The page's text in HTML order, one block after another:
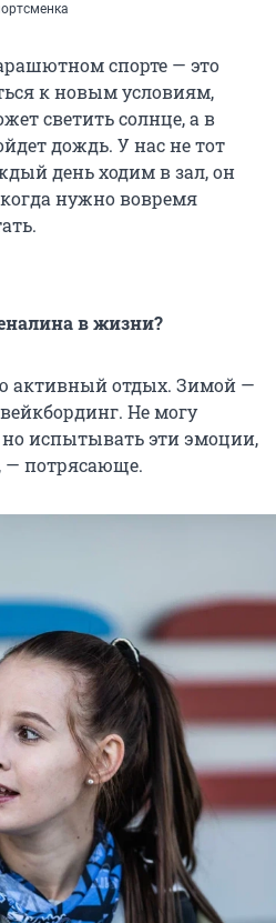
спорте — это
к новым условиям,
светить солнце, а в
дождь. У нас не тот
день ходим в зал, он
нужно вовремя
в жизни?
активный отдых. Зимой —
Не могу
но испытывать эти эмоции,
— потрясающе.